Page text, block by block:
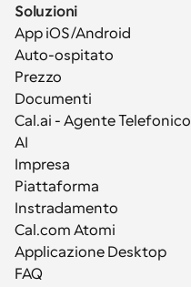
Soluzioni
App iOS/Android
Auto-ospitato
Prezzo
Documenti
Cal.ai - Agente Telefonico
AI
Impresa
Piattaforma
Instradamento
Cal.com Atomi
Applicazione Desktop
FAQ